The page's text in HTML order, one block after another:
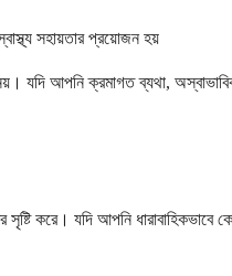
সহায়তার প্রয়োজন হয়
যদি আপনি ক্রমাগত ব্যথা,
করে। যদি আপনি ধারাবাহিকভাবে